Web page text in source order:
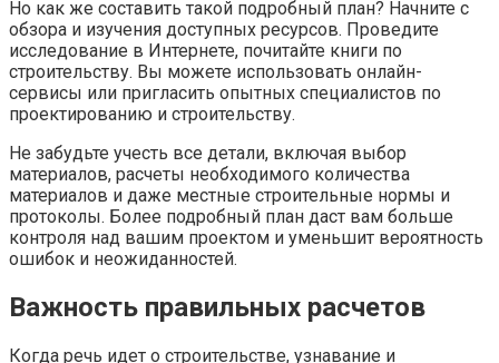
Но как же составить такой подробный план? Начните с
обзора и изучения доступных ресурсов. Проведите
исследование в Интернете, почитайте книги по
строительству. Вы можете использовать онлайн-
сервисы или пригласить опытных специалистов по
проектированию и строительству.
Не забудьте учесть все детали, включая выбор
материалов, расчеты необходимого количества
материалов и даже местные строительные нормы и
протоколы. Более подробный план даст вам больше
контроля над вашим проектом и уменьшит вероятность
ошибок и неожиданностей.
Важность правильных расчетов
Когда речь идет о строительстве, узнавание и